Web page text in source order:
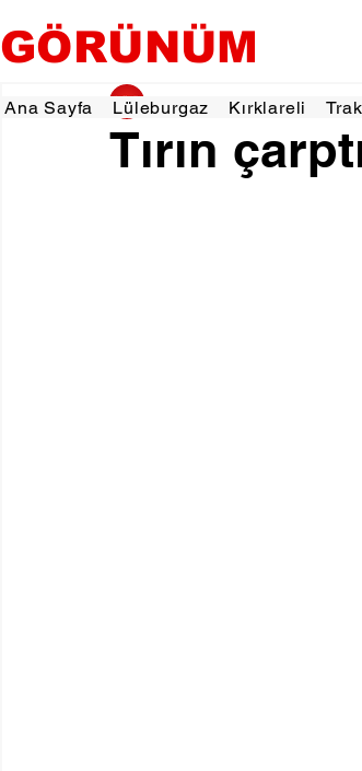
GÖRÜNÜM
Ana Sayfa Lüleburgaz Kırklareli
Tırın
gorunumhaber 4 Eyl 20251